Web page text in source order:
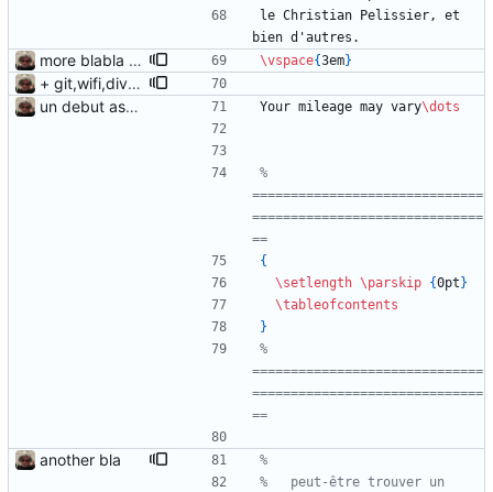
le Christian Pelissier, et
bien d'autres.
more blabla again \vspace{3em}
+ git,wifi,divers,threads chapters
un debut assez timide...
Your mileage may vary\dots
%
==============================
==============================
{
\setlength \parskip {0pt }
\tableofcontents
}
%
==============================
==============================
another bla
%   peut-être trouver un